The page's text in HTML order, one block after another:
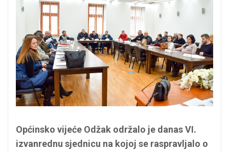
Općinsko vijeće Odžak održalo je danas VI.
izvanrednu sjednicu na kojoj se raspravljalo o